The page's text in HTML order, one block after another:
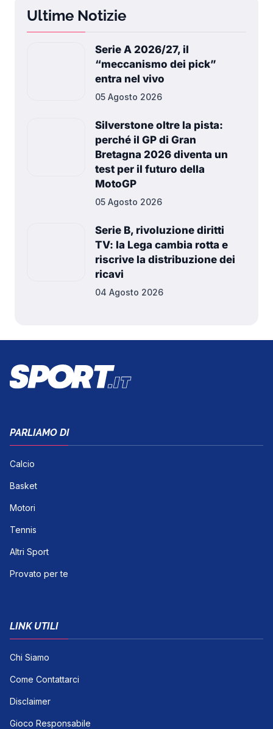
Ultime Notizie
Serie A 2026/27, il
“meccanismo dei pick”
entra nel vivo
05 Agosto 2026
Silverstone oltre la pista:
perché il GP di Gran
Bretagna 2026 diventa un
test per il futuro della
MotoGP
05 Agosto 2026
Serie B, rivoluzione diritti
TV: la Lega cambia rotta e
riscrive la distribuzione dei
ricavi
04 Agosto 2026
PARLIAMO DI
Calcio
Basket
Motori
Tennis
Altri Sport
Provato per te
LINK UTILI
Chi Siamo
Come Contattarci
Disclaimer
Gioco Responsabile